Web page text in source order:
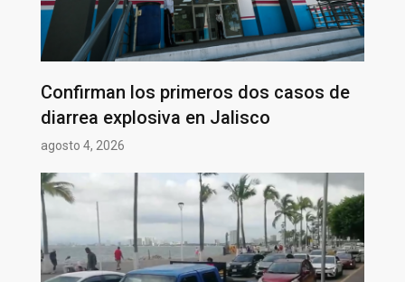
Confirman los primeros dos casos de
diarrea explosiva en Jalisco
agosto 4, 2026